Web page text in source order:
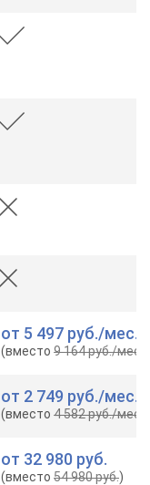
от 5 497 руб./мес.
(вместо9 164 руб./мес.
от 2 749 руб./мес.
(вместо4 582 руб./мес.
от 32 980 руб.
(вместо54 980 руб.)